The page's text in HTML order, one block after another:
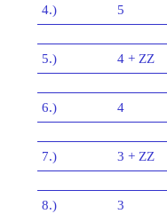
4.) 5
5.) 4 + ZZ
6.) 4
7.) 3 + ZZ
8.) 3